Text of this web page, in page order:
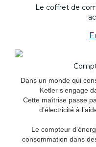
Le coffret de
Dans un monde qui
Ketler s’engage
Cette maîtrise passe
d’électricité à
Le compteur
consommation dans